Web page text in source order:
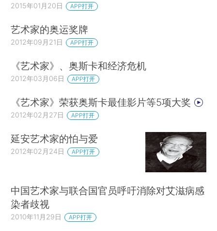
2015年01月20日 APP打开
艺术家的奥运奖牌
2012年09月21日 APP打开
《艺术家》、奥斯卡和经济危机
2012年03月06日 APP打开
《艺术家》荣获奥斯卡最佳影片等5项大奖
2012年02月27日 APP打开
延安艺术家的怕与爱
2012年02月24日 APP打开
中国艺术家与联合国官员呼吁消除对艾滋病感
染者歧视
2010年11月29日 APP打开